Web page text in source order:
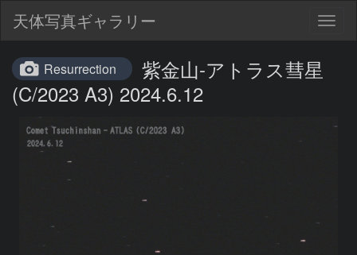
天体写真ギャラリー
Resurrection
紫金山-アトラス彗星
(C/2023 A3) 2024.6.12